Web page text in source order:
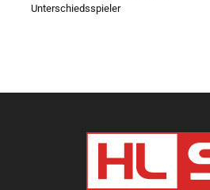
Unterschiedsspieler